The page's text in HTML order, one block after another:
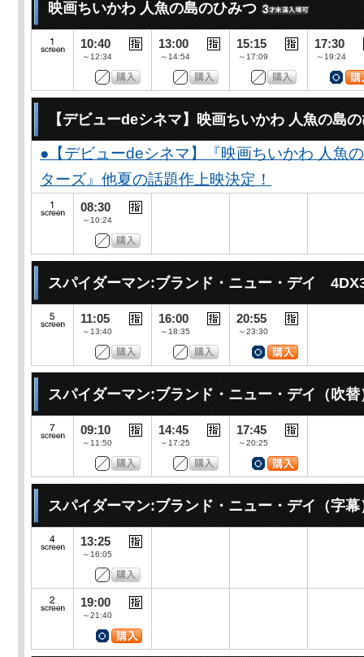
映画ちいかわ 人魚の島のひみつ
10:40
～12:34
13:00
～14:54
15:15
～17:09
17:30
～19:24
【デビューdeシネマ】映画ちいかわ 人魚の島
●【デビューdeシネマ】『映画ちいかわ 人魚
ターズ』他夏の話題作上映決定！
08:30
～10:24
スパイダーマン:ブランド・ニュー・デイ
11:05
～13:40
16:00
～18:35
20:55
～23:30
スパイダーマン:ブランド・ニュー・デイ（吹替
09:10
～11:50
14:45
～17:25
17:45
～20:25
スパイダーマン:ブランド・ニュー・デイ（字幕
13:25
～16:05
19:00
～21:40